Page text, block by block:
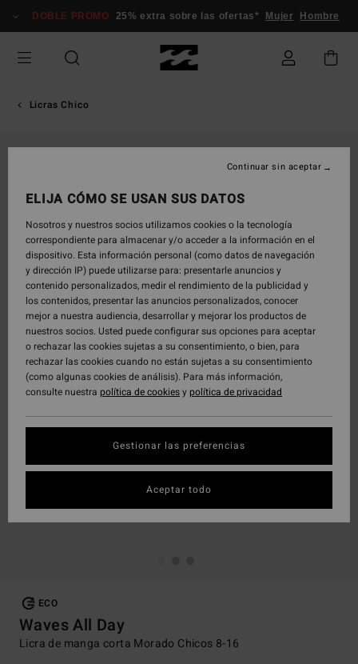
información
DOBLE PROMO 25% extra sobre las ofertas* Mujer Hombre
Licras Chico
ECO
Waves All Day
Licra de manga corta Morado Chicos 8-16
ELIJA CÓMO SE USAN SUS DATOS
Nosotros y nuestros socios utilizamos cookies o la tecnología
correspondiente para almacenar y/o acceder a la información en el
dispositivo. Esta información personal (como datos de navegación
y dirección IP) puede utilizarse para: presentarle anuncios y
contenido personalizados, medir el rendimiento de la publicidad y
los contenidos, presentar las anuncios personalizados, conocer
mejor a nuestra audiencia, desarrollar y mejorar los productos de
nuestros socios. Usted puede configurar sus opciones para aceptar
o rechazar las cookies sujetas a su consentimiento, o bien, para
rechazar las cookies cuando no están sujetas a su consentimiento
(como algunas cookies de análisis). Para más información,
consulte nuestra política de cookiesypolítica de privacidad
Gestionar las preferencias
Continuar sin aceptar
Aceptar todo